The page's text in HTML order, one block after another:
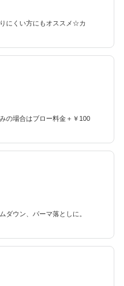
にくい方にもオススメ☆カ
の場合はブロー料金＋￥100
ウン、パーマ落としに。